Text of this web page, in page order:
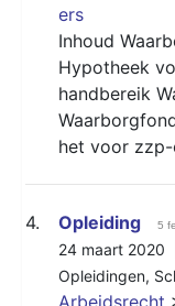
ers
Inhoud
Hypotheek
handbereik
het voor
4. Opleiding 5
24 maart 2020
Opleidingen,
Arbeidsrecht